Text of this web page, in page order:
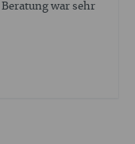
war sehr